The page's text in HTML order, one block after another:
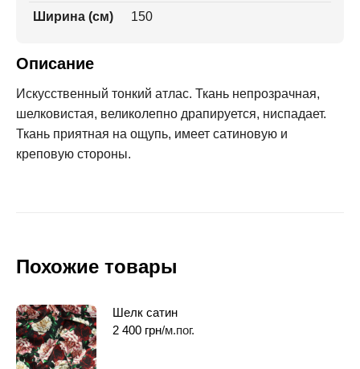
Ширина (см) 150
Описание
Искусственный тонкий атлас. Ткань непрозрачная,
шелковистая, великолепно драпируется, ниспадает.
Ткань приятная на ощупь, имеет сатиновую и
креповую стороны.
Похожие товары
Шелк сатин
2 400 грн/м.пог.